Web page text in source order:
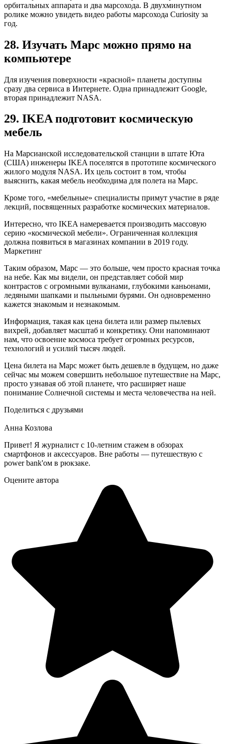
орбитальных аппарата и два марсохода. В двухминутном
ролике можно увидеть видео работы марсохода Curiosity за
год.
28. Изучать Марс можно прямо на
компьютере
Для изучения поверхности «красной» планеты доступны
сразу два сервиса в Интернете. Одна принадлежит Google,
вторая принадлежит NASA.
29. IKEA подготовит космическую
мебель
На Марсианской исследовательской станции в штате Юта
(США) инженеры IKEA поcелятся в прототипе космического
жилого модуля NASA. Их цель состоит в том, чтобы
выяснить, какая мебель необходима для полета на Марс.
Кроме того, «мебельные» специалисты примут участие в ряде
лекций, посвященных разработке космических материалов.
Интересно, что IKEA намеревается производить массовую
серию «космической мебели». Ограниченная коллекция
должна появиться в магазинах компании в 2019 году.
Маркетинг
Таким образом, Марс — это больше, чем просто красная точка
на небе. Как мы видели, он представляет собой мир
контрастов с огромными вулканами, глубокими каньонами,
ледяными шапками и пыльными бурями. Он одновременно
кажется знакомым и незнакомым.
Информация, такая как цена билета или размер пылевых
вихрей, добавляет масштаб и конкретику. Они напоминают
нам, что освоение космоса требует огромных ресурсов,
технологий и усилий тысяч людей.
Цена билета на Марс может быть дешевле в будущем, но даже
сейчас мы можем совершить небольшое путешествие на Марс,
просто узнавая об этой планете, что расширяет наше
понимание Солнечной системы и места человечества на ней.
Поделиться с друзьями
Анна Козлова
Привет! Я журналист с 10-летним стажем в обзорах
смартфонов и аксессуаров. Вне работы — путешествую с
power bank'ом в рюкзаке.
Оцените автора